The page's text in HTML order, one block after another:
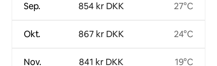
Sep.
Okt.
Nov.
854 kr DKK
867 kr DKK
841 kr DKK
27°C
24°C
19°C